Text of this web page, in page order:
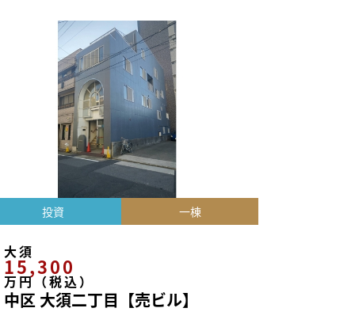
投資 一棟
大須
15,300
万円（税込）
中区 大須二丁目【売ビル】